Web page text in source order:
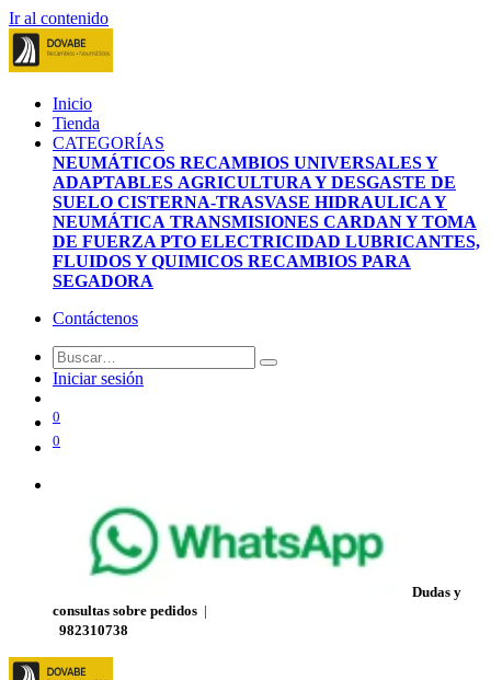
Ir al contenido
Inicio
Tienda
CATEGORÍAS
NEUMÁTICOS RECAMBIOS UNIVERSALES Y
ADAPTABLES AGRICULTURA Y DESGASTE DE
SUELO CISTERNA-TRASVASE HIDRAULICA Y
NEUMÁTICA TRANSMISIONES CARDAN Y TOMA
DE FUERZA PTO ELECTRICIDAD LUBRICANTES,
FLUIDOS Y QUIMICOS RECAMBIOS PARA
SEGADORA
Contáctenos
Iniciar sesión
0
0
Dudas y
consultas sobre pedidos |
982310738